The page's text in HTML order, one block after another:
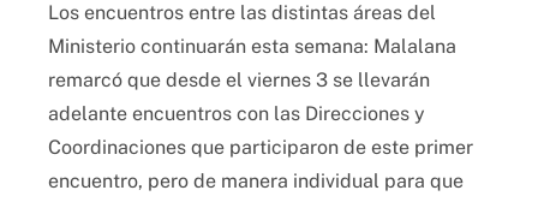
Los encuentros entre las distintas áreas del
Ministerio continuarán esta semana: Malalana
remarcó que desde el viernes 3 se llevarán
adelante encuentros con las Direcciones y
Coordinaciones que participaron de este primer
encuentro, pero de manera individual para que